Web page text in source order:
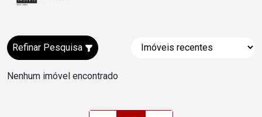
Refinar Pesquisa
Nenhum imóvel encontrado